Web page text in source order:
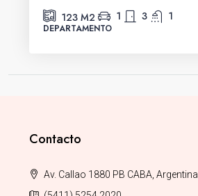
123 M2 1 3 1
DEPARTAMENTO
Contacto
Av. Callao 1880 PB CABA, Argentina.